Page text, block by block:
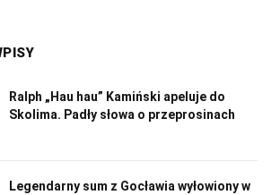
Ralph „Hau hau” Kamiński apeluje do
Skolima. Padły słowa o przeprosinach
Legendarny sum z Gocławia wyłowiony w